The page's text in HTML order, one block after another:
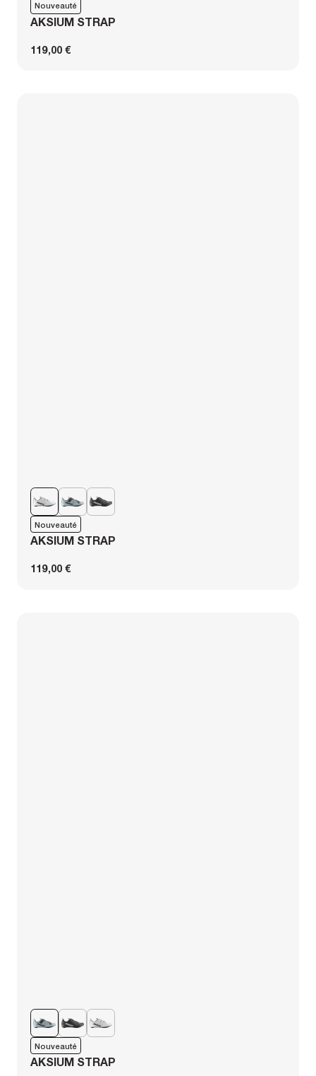
Nouveauté
AKSIUM STRAP
119,00 €
Nouveauté
AKSIUM STRAP
119,00 €
Nouveauté
AKSIUM STRAP